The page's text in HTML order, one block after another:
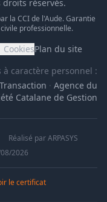
droits réservés.
la CCI de l'Aude. Garantie
professionnelle.
CookiesPlan du site
caractère personnel :
· Agence du
Catalane de Gestion
Réalisé parARPASYS
2026
le certificat